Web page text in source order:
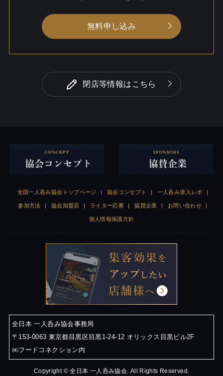
無料申し込み
閉店等情報はこちら
全国一人呑み協会トップページ | 協会コンセプト | 一人呑み潜入レポ |
参加方法 | 協会加盟店 | ライター応募 | 協賛企業 | お問い合わせ |
個人情報保護方針
全日本 一人呑み協会事務局
〒153-0063 東京都目黒区目黒1-24-12 オリックス目黒ビル2F
㈱フードコネクション内
Copyright © 全日本 一人呑み協会. All Rights Reserved.